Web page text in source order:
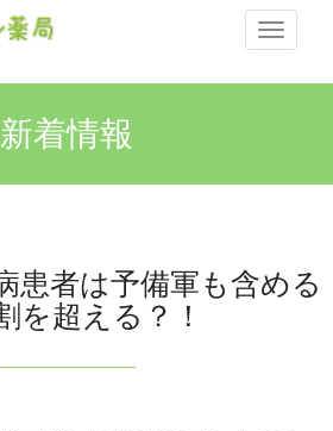
メ
新着情報
患者は予備軍も含める
を超える？！